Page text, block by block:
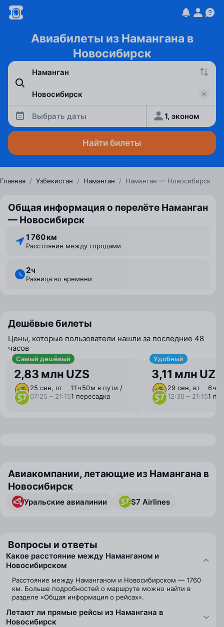
Авиабилеты из Намангана в
Новосибирск
Выбрать даты 1, эконом
Найти билеты
Главная / Узбекистан / Наманган / Наманган — Новосибирск
Общая информация о перелёте Наманган
— Новосибирск
1 760 км
Расстояние между городами
2 ⁠ч
Разница во времени
Дешёвые билеты
Цены, которые пользователи нашли за последние 48
часов
Самый дешёвый
2,83 млн UZS
25 сен, пт
07:25 – 21:15
11 ⁠ч 50 ⁠м в пути /
1 пересадка
Удобный
3,11 млн UZS
29 сен, вт
12:30 – 21:15
6 ⁠ч
1
Авиакомпании, летающие из Намангана в
Новосибирск
Уральские авиалинии S7 Airlines
Вопросы и ответы
Какое расстояние между Наманганом и
Новосибирском
Расстояние между Наманганом и Новосибирском — 1760
км. Больше подробностей о маршруте можно найти в
разделе «Общая информация о рейсах».
Летают ли прямые рейсы из Намангана в
Новосибирск